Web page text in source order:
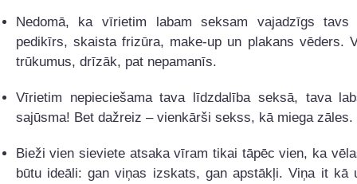
Nedomā, ka vīrietim labam seksam vajadzīgs tavs
pedikīrs, skaista frizūra, make-up un plakans vēders.
trūkumus, drīzāk, pat nepamanīs.
Vīrietim nepieciešama tava līdzdalība seksā, tava
sajūsma! Bet dažreiz – vienkārši sekss, kā miega zāles.
Bieži vien sieviete atsaka vīram tikai tāpēc vien, ka
būtu ideāli: gan viņas izskats, gan apstākļi. Viņa it kā